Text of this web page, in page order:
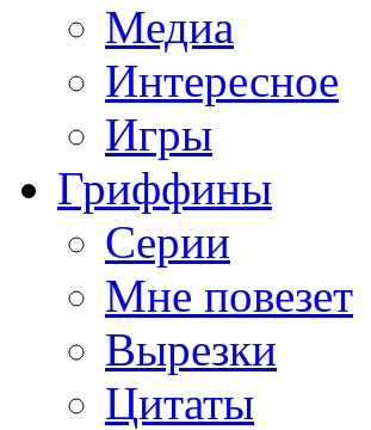
Медиа
Интересное
Игры
Гриффины
Серии
Мне повезет
Вырезки
Цитаты